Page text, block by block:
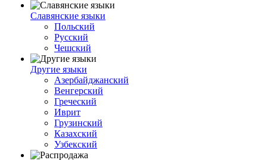
Славянские языки
Польский
Русский
Чешский
Другие языки
Азербайджанский
Венгерский
Греческий
Иврит
Грузинский
Казахский
Узбекский